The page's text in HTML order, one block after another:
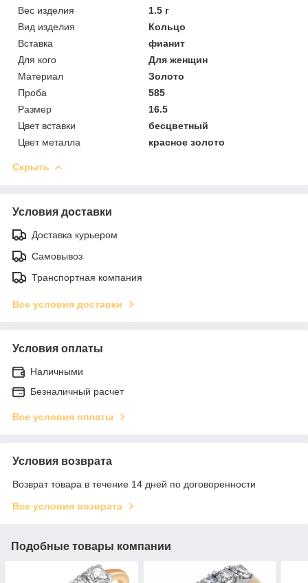
Вес изделия
1.5 г
Вид изделия
Кольцо
Вставка
фианит
Для кого
Для женщин
Материал
Золото
Проба
585
Размер
16.5
Цвет вставки
бесцветный
Цвет металла
красное золото
Скрыть
Условия доставки
Доставка курьером
Самовывоз
Транспортная компания
Все условия доставки
Условия оплаты
Наличными
Безналичный расчет
Все условия оплаты
Условия возврата
Возврат товара в течение 14 дней по договоренности
Все условия возврата
Подобные товары компании